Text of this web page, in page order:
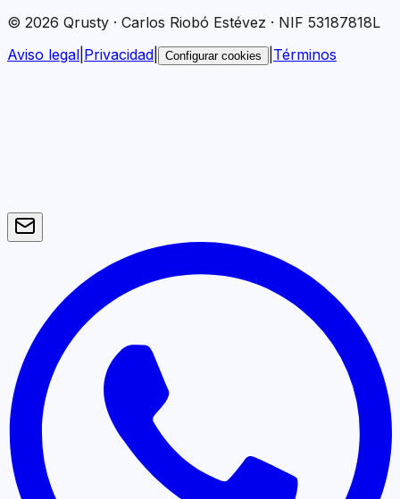
© 2026 Qrusty · Carlos Riobó Estévez · NIF 53187818L
Aviso legal Privacidad Configurar cookies Términos